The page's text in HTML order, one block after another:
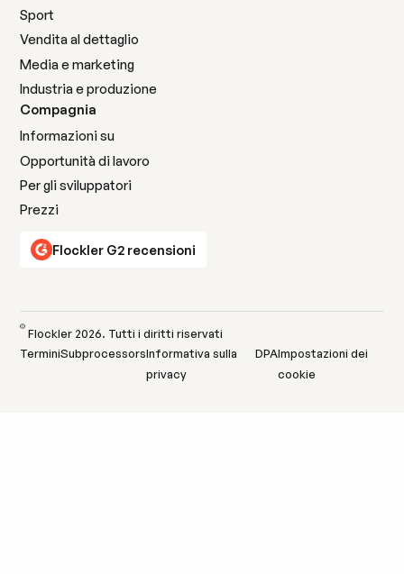
Sport
Vendita al dettaglio
Media e marketing
Industria e produzione
Compagnia
Informazioni su
Opportunità di lavoro
Per gli sviluppatori
Prezzi
Flockler G2 recensioni
© Flockler 2026. Tutti i diritti riservati
TerminiSubprocessorsInformativa sulla
privacy
DPAImpostazioni dei
cookie